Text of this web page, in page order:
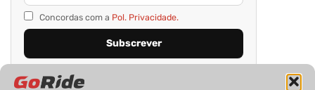
Concordas com a Pol. Privacidade.